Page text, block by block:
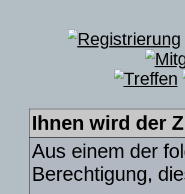
Ihnen wird der
Aus einem der
Berechtigung,